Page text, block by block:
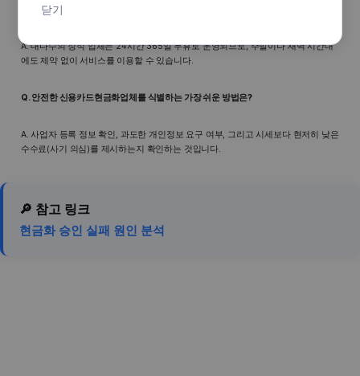
Q. 밤늦은 시간이나 공휴일에도 진행이 가능한가요?
A. 대다수의 정식 업체는 24시간 365일 무휴로 운영되므로, 주말이나 새벽 시간대
에도 제약 없이 서비스를 이용할 수 있습니다.
Q. 안전한 신용카드현금화업체를 식별하는 가장 쉬운 방법은?
A. 사업자 등록 정보 확인, 과도한 개인정보 요구 여부, 그리고 시세보다 현저히 낮은
수수료(사기 의심)를 제시하는지 확인하는 것입니다.
🔎 참고 링크
현금화 승인 실패 원인 분석
닫기